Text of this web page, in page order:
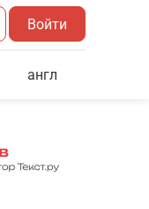
Войти
англ